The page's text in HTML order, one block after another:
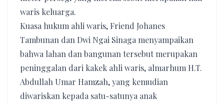
waris keluarga.
Kuasa hukum ahli waris, Friend Johanes
Tambunan dan Dwi Ngai Sinaga menyampaikan
bahwa lahan dan bangunan tersebut merupakan
peninggalan dari kakek ahli waris, almarhum H.T.
Abdullah Umar Hamzah, yang kemudian
diwariskan kepada satu-satunya anak